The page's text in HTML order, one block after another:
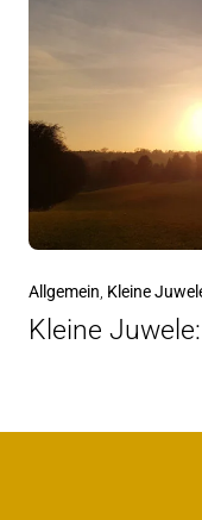
Nächster
Beitrag
Allgemein Kleine
Kleine